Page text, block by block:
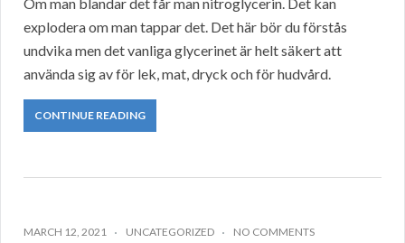
explodera om man tappar det. Det här bör du förstås
undvika men det vanliga glycerinet är helt säkert att
använda sig av för lek, mat, dryck och för hudvård.
CONTINUE READING
MARCH 12, 2021 UNCATEGORIZED NO COMMENTS